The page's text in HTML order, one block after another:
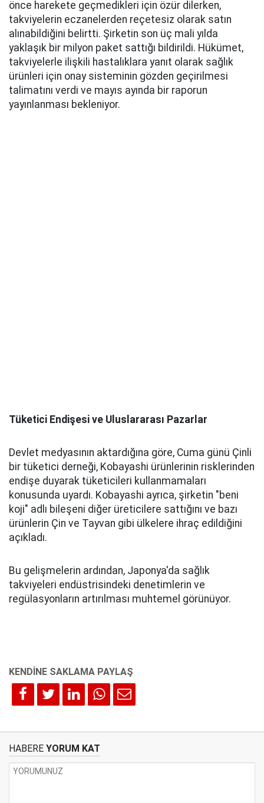
önce harekete geçmedikleri için özür dilerken,
takviyelerin eczanelerden reçetesiz olarak satın
alınabildiğini belirtti. Şirketin son üç mali yılda
yaklaşık bir milyon paket sattığı bildirildi. Hükümet,
takviyelerle ilişkili hastalıklara yanıt olarak sağlık
ürünleri için onay sisteminin gözden geçirilmesi
talimatını verdi ve mayıs ayında bir raporun
yayınlanması bekleniyor.
Tüketici Endişesi ve Uluslararası Pazarlar
Devlet medyasının aktardığına göre, Cuma günü Çinli
bir tüketici derneği, Kobayashi ürünlerinin risklerinden
endişe duyarak tüketicileri kullanmamaları
konusunda uyardı. Kobayashi ayrıca, şirketin "beni
koji" adlı bileşeni diğer üreticilere sattığını ve bazı
ürünlerin Çin ve Tayvan gibi ülkelere ihraç edildiğini
açıkladı.
Bu gelişmelerin ardından, Japonya'da sağlık
takviyeleri endüstrisindeki denetimlerin ve
regülasyonların artırılması muhtemel görünüyor.
HABERE YORUM KAT